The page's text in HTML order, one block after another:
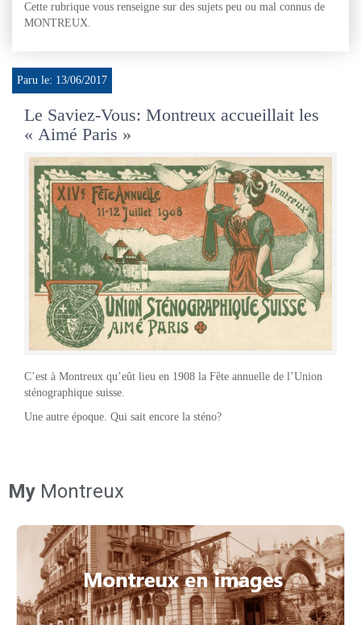
Cette rubrique vous renseigne sur des sujets peu ou mal connus de
MONTREUX.
Paru le: 13/06/2017
Le Saviez-Vous: Montreux accueillait les
« Aimé Paris »
C’est à Montreux qu’eût lieu en 1908 la Fête annuelle de l’Union
sténographique suisse.
Une autre époque. Qui sait encore la sténo?
My Montreux